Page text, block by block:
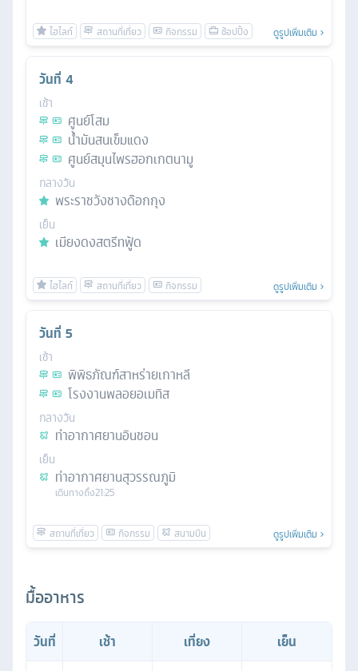
ดูรูปเพิ่มเติม
วันที่ 4
เช้า
ศูนย์โสม
น้ำมันสนเข็มแดง
ศูนย์สมุนไพรฮอกเกตนามู
กลางวัน
พระราชวังชางด๊อกกุง
เย็น
เมียงดงสตรีทฟู้ด
ดูรูปเพิ่มเติม
วันที่ 5
เช้า
พิพิธภัณฑ์สาหร่ายเกาหลี
โรงงานพลอยอเมทิส
กลางวัน
ท่าอากาศยานอินชอน
เย็น
ท่าอากาศยานสุวรรณภูมิ
เดินทางถึง21:25
ดูรูปเพิ่มเติม
มื้ออาหาร
วันที่ เช้า เที่ยง
เย็น